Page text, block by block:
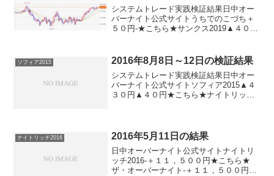
システムトレード実践検証結果日中オー
バーナイト公式サイトうちでのこづち＋
５０円-★こちら★サンクス2019▲４０
2018▲２２０円-パターントレード2017...
ソフィア2015 2016年8月8日～12日の検証結果
システムトレード実践検証結果日中オー
バーナイト公式サイトソフィア2015▲４
３０円▲４０円★こちら★ナイトリッチ
２２５...
ナイトリッチ2016 2016年5月11日の結果
日中オーバーナイト公式サイトナイトリ
ッチ2016-＋１１，５００円★こちら★
ザ・オーバーナイト-＋１１，５００円★